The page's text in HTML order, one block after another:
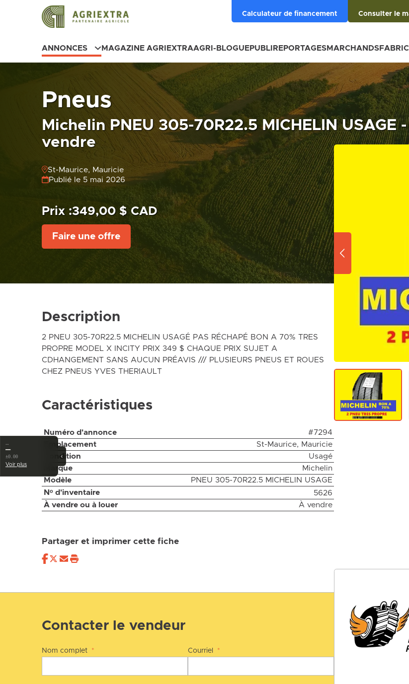
Calculateur de financement Consulter le
ANNONCES MAGAZINE AGRIEXTRAAGRI-BLOGUEPUBLIREPORTAGESMARCHANDS
Pneus
Michelin PNEU 305-70R22.5 MICHELIN USAGE
vendre
St-Maurice, Mauricie
Publié le 5 mai 2026
Prix :349,00 $ CAD
Faire une offre
Description
2 PNEU 305-70R22.5 MICHELIN USAGÉ PAS RÉCHAPÉ BON A 70% TRES
PROPRE MODEL X INCITY PRIX 349 $ CHAQUE PRIX SUJET A
CDHANGEMENT SANS AUCUN PRÉAVIS /// PLUSIEURS PNEUS ET ROUES
CHEZ PNEUS YVES THERIAULT
Caractéristiques
Numéro d'annonce
#7294
Emplacement
St-Maurice, Mauricie
Condition
Usagé
Marque
Michelin
Modèle
PNEU 305-70R22.5 MICHELIN USAGE
Nᵒ d'inventaire
5626
À vendre ou à louer
À vendre
Partager et imprimer cette fiche
Contacter le vendeur
Nom complet * Courriel *
‹
…
—
±0.00
Voir plus